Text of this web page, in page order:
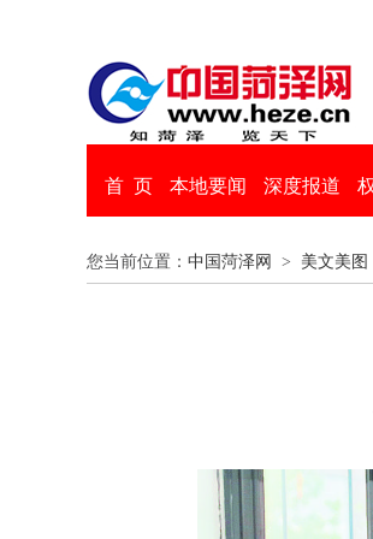
首 页 本地要闻 深度报道
您当前位置： 中国菏泽网 > 美文美图